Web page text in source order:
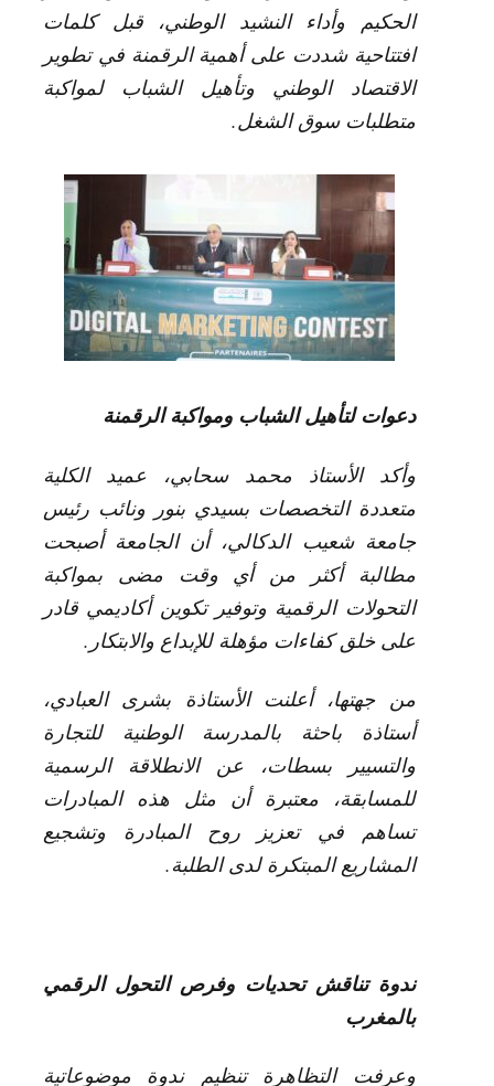
الحكيم وأداء النشيد الوطني، قبل كلمات
افتتاحية شددت على أهمية الرقمنة في تطوير
الاقتصاد الوطني وتأهيل الشباب لمواكبة
متطلبات سوق الشغل.
دعوات لتأهيل الشباب ومواكبة الرقمنة
وأكد الأستاذ محمد سحابي، عميد الكلية
متعددة التخصصات بسيدي بنور ونائب رئيس
جامعة شعيب الدكالي، أن الجامعة أصبحت
مطالبة أكثر من أي وقت مضى بمواكبة
التحولات الرقمية وتوفير تكوين أكاديمي قادر
على خلق كفاءات مؤهلة للإبداع والابتكار.
من جهتها، أعلنت الأستاذة بشرى العبادي،
أستاذة باحثة بالمدرسة الوطنية للتجارة
والتسيير بسطات، عن الانطلاقة الرسمية
للمسابقة، معتبرة أن مثل هذه المبادرات
تساهم في تعزيز روح المبادرة وتشجيع
المشاريع المبتكرة لدى الطلبة.
ندوة تناقش تحديات وفرص التحول الرقمي
بالمغرب
وعرفت التظاهرة تنظيم ندوة موضوعاتية